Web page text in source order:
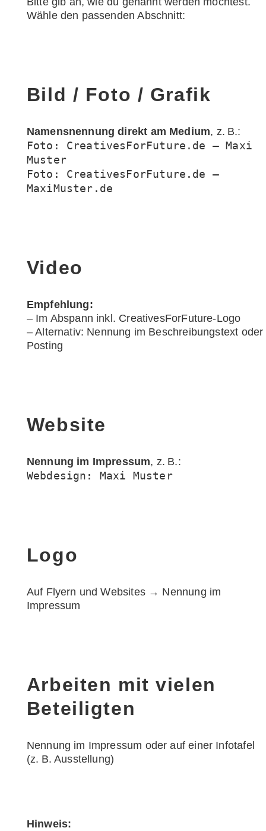
Wähle den passenden Abschnitt:
Bild / Foto / Grafik
Namensnennung direkt am Medium, z. B.:
Foto: CreativesForFuture.de — Maxi
Muster
Foto: CreativesForFuture.de —
MaxiMuster.de
Video
Empfehlung:
– Im Abspann inkl. CreativesForFuture-Logo
– Alternativ: Nennung im Beschreibungstext oder
Posting
Website
Nennung im Impressum, z. B.:
Webdesign: Maxi Muster
Logo
Auf Flyern und Websites → Nennung im
Impressum
Arbeiten mit vielen
Beteiligten
Nennung im Impressum oder auf einer Infotafel
(z. B. Ausstellung)
Hinweis: